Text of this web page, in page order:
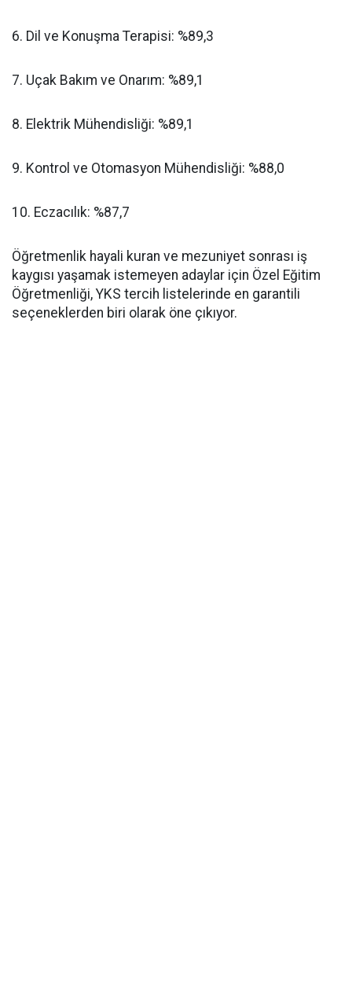
​6. Dil ve Konuşma Terapisi: %89,3
​7. Uçak Bakım ve Onarım: %89,1
​8. Elektrik Mühendisliği: %89,1
​9. Kontrol ve Otomasyon Mühendisliği: %88,0
​10. Eczacılık: %87,7
​Öğretmenlik hayali kuran ve mezuniyet sonrası iş
kaygısı yaşamak istemeyen adaylar için Özel Eğitim
Öğretmenliği, YKS tercih listelerinde en garantili
seçeneklerden biri olarak öne çıkıyor.